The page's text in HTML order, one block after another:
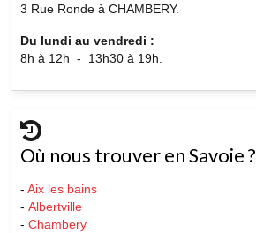
3 Rue Ronde à CHAMBERY.
Du lundi au vendredi :
8h à 12h - 13h30 à 19h.
Où nous trouver en Savoie ?
- Aix les bains
- Albertville
- Chambery